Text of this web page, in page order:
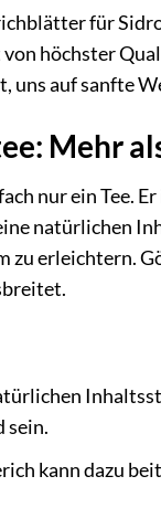
für
höchster
uns auf sanfte
Mehr
nur ein Tee.
natürlichen
erleichtern.
sein.
kann dazu